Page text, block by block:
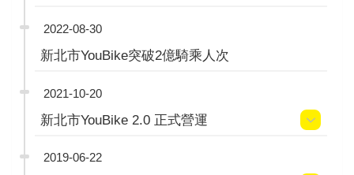
2022-08-30
新北市YouBike突破2億騎乘人次
2021-10-20
新北市YouBike 2.0 正式營運
2019-06-22